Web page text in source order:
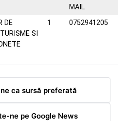
MAIL
DE
SI
1 0752941205
ca sursă preferată
ne pe Google News